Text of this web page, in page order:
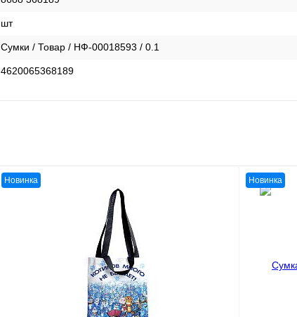
шт
Сумки / Товар / НФ-00018593 / 0.1
4620065368189
Новинка Новинка